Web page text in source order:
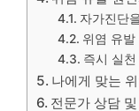
자가진단
위염 유
즉시 실
나에게 맞는
전문가 상담